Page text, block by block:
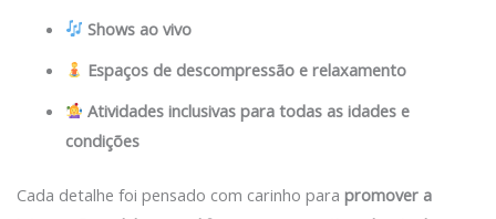
Shows ao vivo
Espaços de descompressão e relaxamento
Atividades inclusivas para todas as idades e
condições
Cada detalhe foi pensado com carinho para promover a